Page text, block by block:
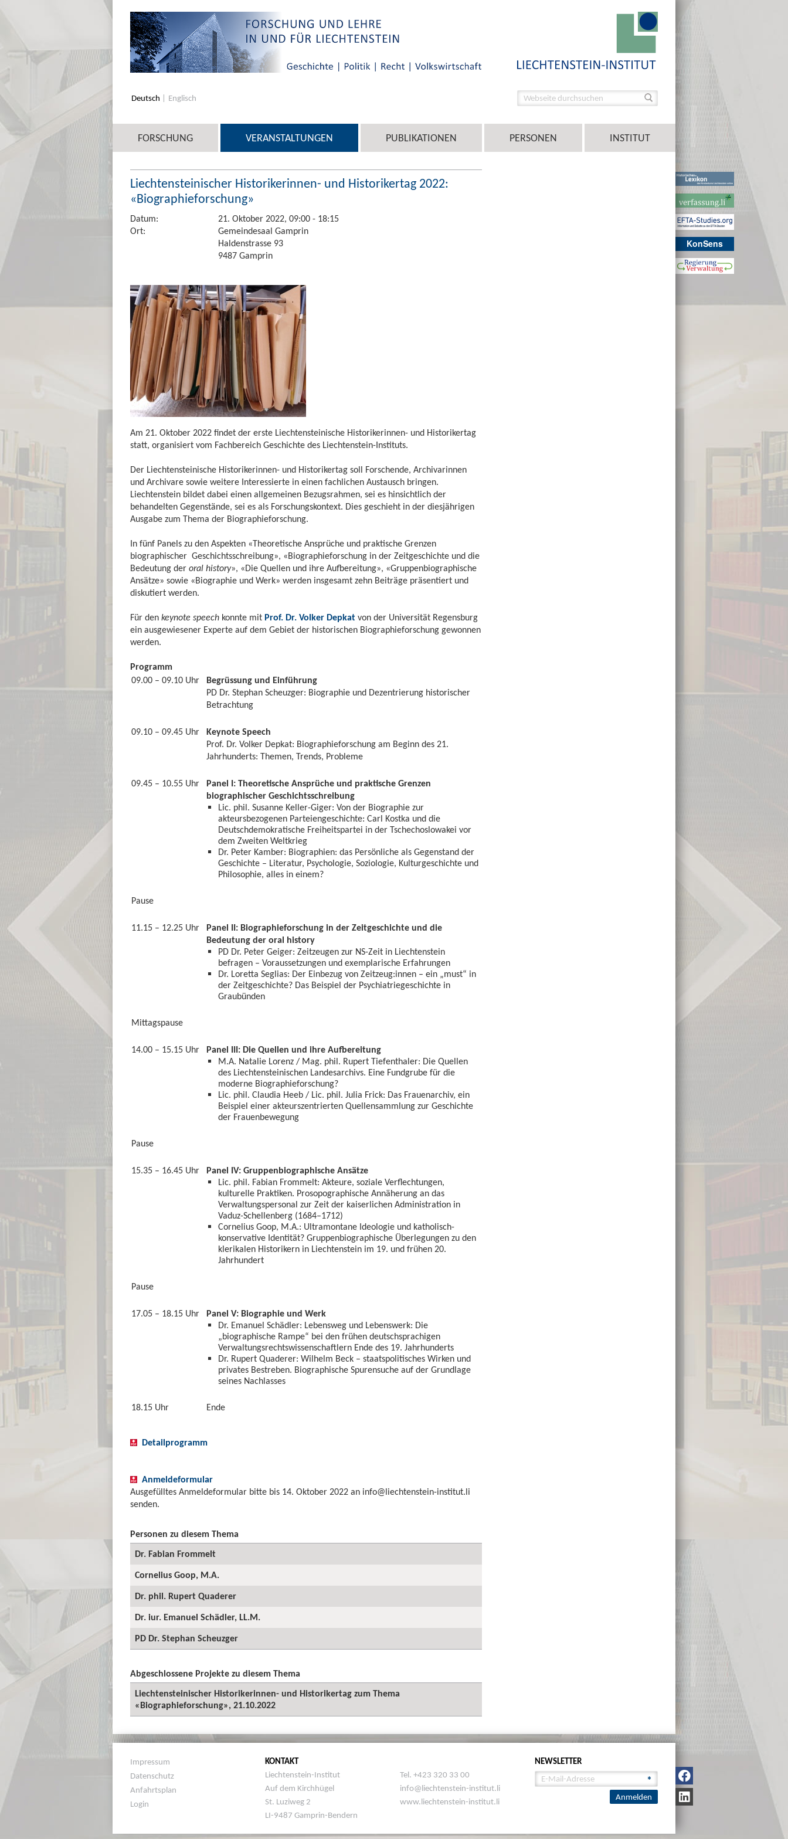
KonSens
Deutsch Englisch
FORSCHUNG VERANSTALTUNGEN PUBLIKATIONEN PERSONEN INSTITUT
Liechtensteinischer Historikerinnen- und Historikertag 2022:
«Biographieforschung»
Datum:
21. Oktober 2022, 09:00 - 18:15
Ort:
Gemeindesaal Gamprin
Haldenstrasse 93
9487 Gamprin
Am 21. Oktober 2022 findet der erste Liechtensteinische Historikerinnen- und Historikertag
statt, organisiert vom Fachbereich Geschichte des Liechtenstein-Instituts.
Der Liechtensteinische Historikerinnen- und Historikertag soll Forschende, Archivarinnen
und Archivare sowie weitere Interessierte in einen fachlichen Austausch bringen.
Liechtenstein bildet dabei einen allgemeinen Bezugsrahmen, sei es hinsichtlich der
behandelten Gegenstände, sei es als Forschungskontext. Dies geschieht in der diesjährigen
Ausgabe zum Thema der Biographieforschung.
In fünf Panels zu den Aspekten «Theoretische Ansprüche und praktische Grenzen
biographischer Geschichtsschreibung», «Biographieforschung in der Zeitgeschichte und die
Bedeutung der oral history», «Die Quellen und ihre Aufbereitung», «Gruppenbiographische
Ansätze» sowie «Biographie und Werk» werden insgesamt zehn Beiträge präsentiert und
diskutiert werden.
Für den keynote speech konnte mit Prof. Dr. Volker Depkat von der Universität Regensburg
ein ausgewiesener Experte auf dem Gebiet der historischen Biographieforschung gewonnen
werden.
Programm
09.00 – 09.10 Uhr
Begrüssung und Einführung
PD Dr. Stephan Scheuzger: Biographie und Dezentrierung historischer
Betrachtung
09.10 – 09.45 Uhr
Keynote Speech
Prof. Dr. Volker Depkat: Biographieforschung am Beginn des 21.
Jahrhunderts: Themen, Trends, Probleme
09.45 – 10.55 Uhr
Panel I: Theoretische Ansprüche und praktische Grenzen
biographischer Geschichtsschreibung
Lic. phil. Susanne Keller-Giger: Von der Biographie zur
akteursbezogenen Parteiengeschichte: Carl Kostka und die
Deutschdemokratische Freiheitspartei in der Tschechoslowakei vor
dem Zweiten Weltkrieg
Dr. Peter Kamber: Biographien: das Persönliche als Gegenstand der
Geschichte – Literatur, Psychologie, Soziologie, Kulturgeschichte und
Philosophie, alles in einem?
Pause
11.15 – 12.25 Uhr
Panel II: Biographieforschung in der Zeitgeschichte und die
Bedeutung der oral history
PD Dr. Peter Geiger: Zeitzeugen zur NS-Zeit in Liechtenstein
befragen – Voraussetzungen und exemplarische Erfahrungen
Dr. Loretta Seglias: Der Einbezug von Zeitzeug:innen – ein „must“ in
der Zeitgeschichte? Das Beispiel der Psychiatriegeschichte in
Graubünden
Mittagspause
14.00 – 15.15 Uhr
Panel III: Die Quellen und ihre Aufbereitung
M.A. Natalie Lorenz / Mag. phil. Rupert Tiefenthaler: Die Quellen
des Liechtensteinischen Landesarchivs. Eine Fundgrube für die
moderne Biographieforschung?
Lic. phil. Claudia Heeb / Lic. phil. Julia Frick: Das Frauenarchiv, ein
Beispiel einer akteurszentrierten Quellensammlung zur Geschichte
der Frauenbewegung
Pause
15.35 – 16.45 Uhr
Panel IV: Gruppenbiographische Ansätze
Lic. phil. Fabian Frommelt: Akteure, soziale Verflechtungen,
kulturelle Praktiken. Prosopographische Annäherung an das
Verwaltungspersonal zur Zeit der kaiserlichen Administration in
Vaduz-Schellenberg (1684–1712)
Cornelius Goop, M.A.: Ultramontane Ideologie und katholisch-
konservative Identität? Gruppenbiographische Überlegungen zu den
klerikalen Historikern in Liechtenstein im 19. und frühen 20.
Jahrhundert
Pause
17.05 – 18.15 Uhr
Panel V: Biographie und Werk
Dr. Emanuel Schädler: Lebensweg und Lebenswerk: Die
„biographische Rampe“ bei den frühen deutschsprachigen
Verwaltungsrechtswissenschaftlern Ende des 19. Jahrhunderts
Dr. Rupert Quaderer: Wilhelm Beck – staatspolitisches Wirken und
privates Bestreben. Biographische Spurensuche auf der Grundlage
seines Nachlasses
18.15 Uhr Ende
Detailprogramm
Anmeldeformular
Ausgefülltes Anmeldeformular bitte bis 14. Oktober 2022 an info@liechtenstein-institut.li
senden.
Personen zu diesem Thema
Dr. Fabian Frommelt
Cornelius Goop, M.A.
Dr. phil. Rupert Quaderer
Dr. iur. Emanuel Schädler, LL.M.
PD Dr. Stephan Scheuzger
Abgeschlossene Projekte zu diesem Thema
Liechtensteinischer Historikerinnen- und Historikertag zum Thema
«Biographieforschung», 21.10.2022
Impressum
Datenschutz
Anfahrtsplan
Login
KONTAKT
Liechtenstein-Institut
Auf dem Kirchhügel
St. Luziweg 2
LI-9487 Gamprin-Bendern
Tel. +423 320 33 00
info@liechtenstein-institut.li
www.liechtenstein-institut.li
NEWSLETTER